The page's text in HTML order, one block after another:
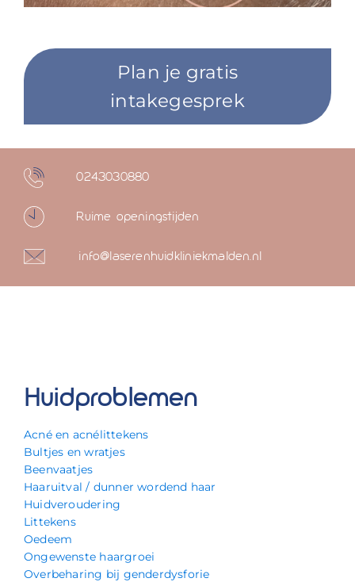
Plan je gratis
intakegesprek
0243030880
Ruime openingstijden
info@laserenhuidkliniekmalden.nl
Huidproblemen
Acné en acnélittekens
Bultjes en wratjes
Beenvaatjes
Haaruitval / dunner wordend haar
Huidveroudering
Littekens
Oedeem
Ongewenste haargroei
Overbeharing bij genderdysforie